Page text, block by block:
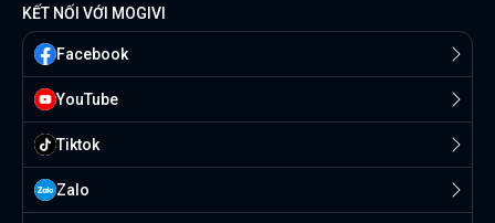
KẾT NỐI VỚI MOGIVI
Facebook
YouTube
Tiktok
Zalo